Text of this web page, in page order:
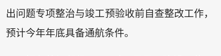
出问题专项整治与竣工预验收前自查整改工作，
预计今年年底具备通航条件。